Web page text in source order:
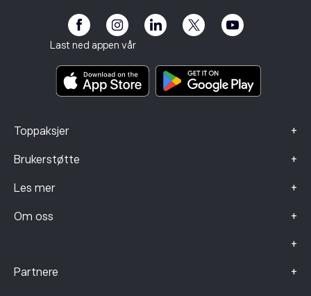
Last ned appen vår
Toppaksjer +
Brukerstøtte +
Les mer +
Om oss +
+
Risikoopplysning
Betingelser og vilkår
Nøkkelinformasjonsdokumenter
Klagedata (FCA-klienter)
Partnere +
Investeringsforsikring